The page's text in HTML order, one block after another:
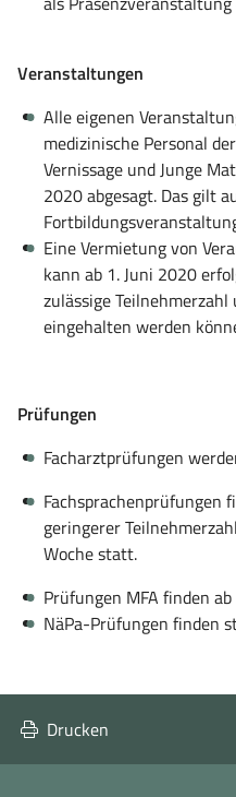
Veranstaltungen
Alle eigenen
medizinische Personal
Vernissage und Junge
2020 abgesagt. Das gilt
Eine Vermietung von
kann ab 1. Juni 2020
zulässige
eingehalten werden
Prüfungen
Facharztprüfungen
Fachsprachenprüfungen
geringerer
Woche statt.
Prüfungen MFA finden
NäPa-Prüfungen finden
Drucken